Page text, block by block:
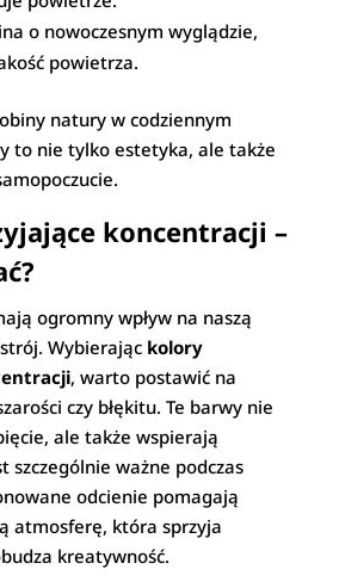
o nowoczesnym wyglądzie,
powietrza.
natury w codziennym
to nie tylko estetyka, ale także
koncentracji –
ogromny wpływ na naszą
Wybierając kolory
, warto postawić na
czy błękitu. Te barwy nie
ale także wspierają
szczególnie ważne podczas
odcienie pomagają
atmosferę, która sprzyja
kreatywność.